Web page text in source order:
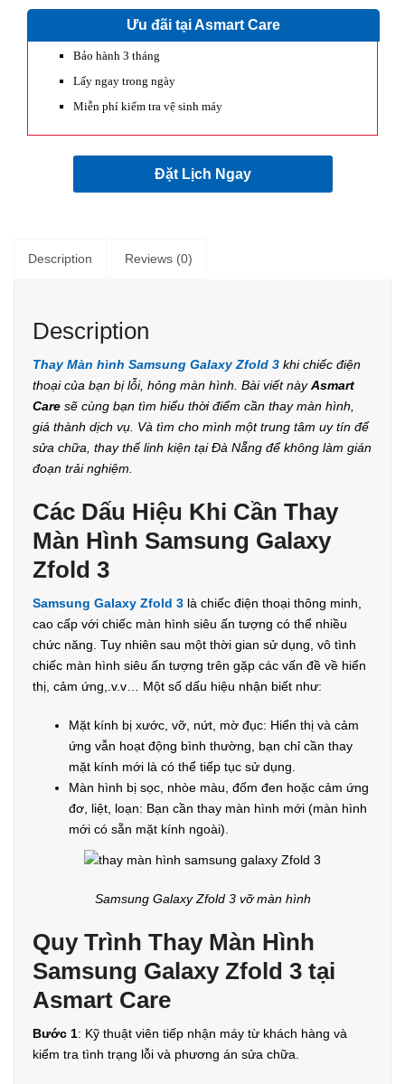
Ưu đãi tại Asmart Care
Bảo hành 3 tháng
Lấy ngay trong ngày
Miễn phí kiểm tra vệ sinh máy
Đặt Lịch Ngay
Description Reviews (0)
Description
Thay Màn hình Samsung Galaxy Zfold 3 khi chiếc điện
thoại của bạn bị lỗi, hỏng màn hình. Bài viết nàyAsmart
Care sẽ cùng bạn tìm hiểu thời điểm cần thay màn hình,
giá thành dịch vụ. Và tìm cho mình một trung tâm uy tín để
sửa chữa, thay thế linh kiện tại Đà Nẵng để không làm gián
đoạn trải nghiệm.
Các Dấu Hiệu Khi Cần Thay
Màn Hình Samsung Galaxy
Zfold 3
Samsung Galaxy Zfold 3 là chiếc điện thoại thông minh,
cao cấp với chiếc màn hình siêu ấn tượng có thể nhiều
chức năng. Tuy nhiên sau một thời gian sử dụng, vô tình
chiếc màn hình siêu ấn tượng trên gặp các vấn đề về hiển
thị, cảm ứng,.v.v… Một số dấu hiệu nhận biết như:
Mặt kính bị xước, vỡ, nứt, mờ đục: Hiển thị và cảm
ứng vẫn hoạt động bình thường, bạn chỉ cần thay
mặt kính mới là có thể tiếp tục sử dụng.
Màn hình bị sọc, nhòe màu, đốm đen hoặc cảm ứng
đơ, liệt, loạn: Bạn cần thay màn hình mới (màn hình
mới có sẵn mặt kính ngoài).
Samsung Galaxy Zfold 3 vỡ màn hình
Quy Trình Thay Màn Hình
Samsung Galaxy Zfold 3 tại
Asmart Care
Bước 1: Kỹ thuật viên tiếp nhận máy từ khách hàng và
kiểm tra tình trạng lỗi và phương án sửa chữa.